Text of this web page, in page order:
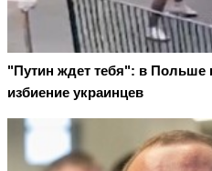
"Путин ждет тебя": в Польше
избиение украинцев